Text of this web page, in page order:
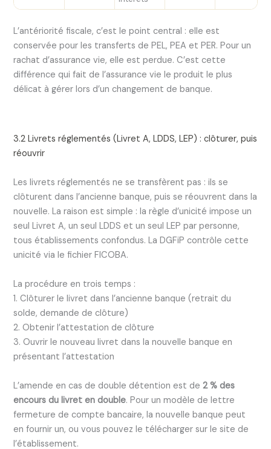
L’antériorité fiscale, c’est le point central : elle est
conservée pour les transferts de PEL, PEA et PER. Pour un
rachat d’assurance vie, elle est perdue. C’est cette
différence qui fait de l’assurance vie le produit le plus
délicat à gérer lors d’un changement de banque.
3.2 Livrets réglementés (Livret A, LDDS, LEP) : clôturer, puis
réouvrir
Les livrets réglementés ne se transfèrent pas : ils se
clôturent dans l’ancienne banque, puis se réouvrent dans la
nouvelle. La raison est simple : la règle d’unicité impose un
seul Livret A, un seul LDDS et un seul LEP par personne,
tous établissements confondus. La DGFiP contrôle cette
unicité via le fichier FICOBA.
La procédure en trois temps :
1. Clôturer le livret dans l’ancienne banque (retrait du
solde, demande de clôture)
2. Obtenir l’attestation de clôture
3. Ouvrir le nouveau livret dans la nouvelle banque en
présentant l’attestation
L’amende en cas de double détention est de2 % des
encours du livret en double. Pour un modèle de lettre
fermeture de compte bancaire, la nouvelle banque peut
en fournir un, ou vous pouvez le télécharger sur le site de
l’établissement.